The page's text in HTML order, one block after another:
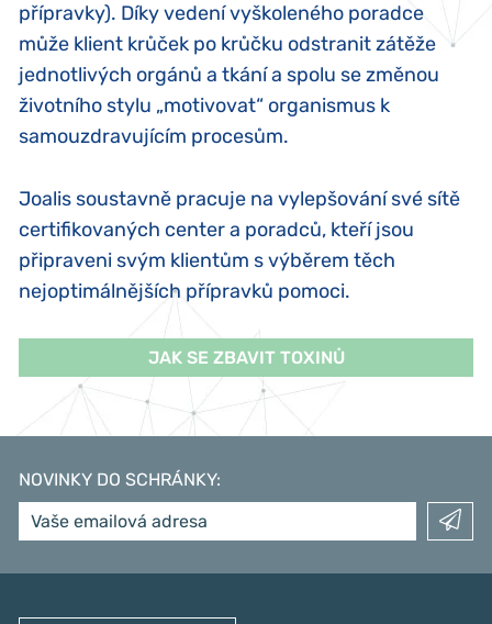
přípravky). Díky vedení vyškoleného poradce
může klient krůček po krůčku odstranit zátěže
jednotlivých orgánů a tkání a spolu se změnou
životního stylu „motivovat“ organismus k
samouzdravujícím procesům.
Joalis soustavně pracuje na vylepšování své sítě
certifikovaných center a poradců, kteří jsou
připraveni svým klientům s výběrem těch
nejoptimálnějších přípravků pomoci.
JAK SE ZBAVIT TOXINŮ
NOVINKY DO SCHRÁNKY: